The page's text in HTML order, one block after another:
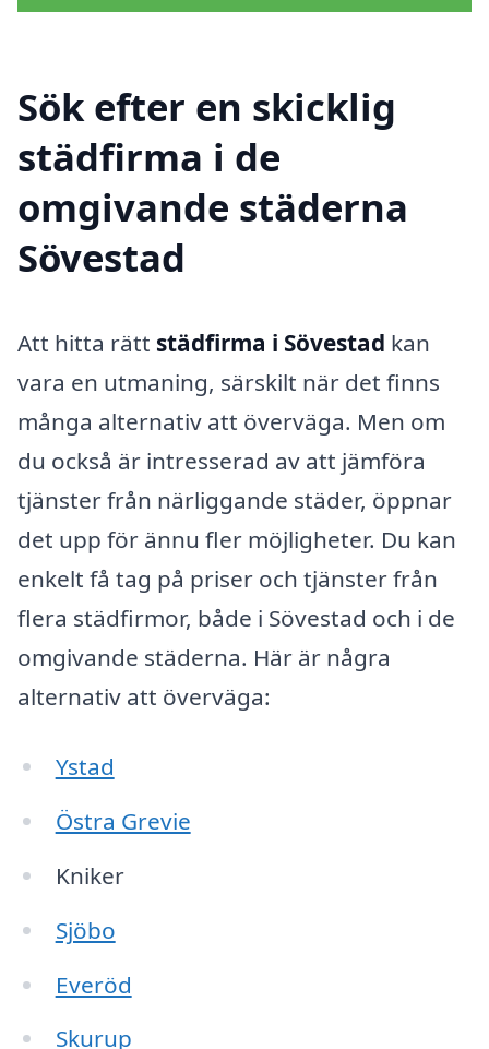
Sök efter en skicklig
städfirma i de
omgivande städerna
Sövestad
Att hitta rätt städfirma i Sövestad kan
vara en utmaning, särskilt när det finns
många alternativ att överväga. Men om
du också är intresserad av att jämföra
tjänster från närliggande städer, öppnar
det upp för ännu fler möjligheter. Du kan
enkelt få tag på priser och tjänster från
flera städfirmor, både i Sövestad och i de
omgivande städerna. Här är några
alternativ att överväga:
Ystad
Östra Grevie
Kniker
Sjöbo
Everöd
Skurup